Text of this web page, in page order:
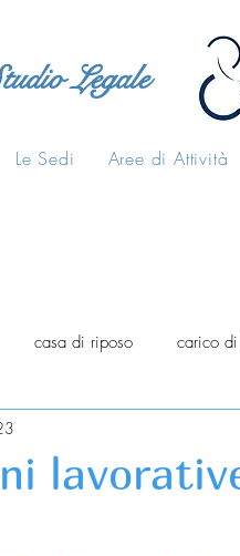
Legale
Le Sedi Aree di Attività
casa di riposo carico